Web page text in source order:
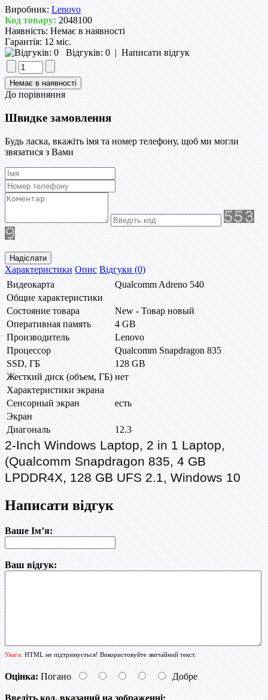
Виробник: Lenovo
Код товару:2048100
Наявність:Немає в наявності
Гарантія:12 міс.
Відгуків: 0|Написати відгук
До порівняння
Швидке замовлення
Будь ласка, вкажіть імя та номер телефону, щоб ми могли
звязатися з Вами
Надіслати
Характеристики Опис Відгуки (0)
Видеокарта
Qualcomm Adreno 540
Общие характеристики
Состояние товара
New - Товар новый
Оперативная память
4 GB
Производитель
Lenovo
Процессор
Qualcomm Snapdragon 835
SSD, ГБ
128 GB
Жесткий диск (объем, ГБ) нет
Характеристики экрана
Сенсорный экран
есть
Экран
Диагональ
12.3
2-Inch Windows Laptop, 2 in 1 Laptop,
(Qualcomm Snapdragon 835, 4 GB
LPDDR4X, 128 GB UFS 2.1, Windows 10
Написати відгук
Ваше Ім’я:
Ваш відгук:
Увага:HTML не підтримується! Використовуйте звичайний текст.
Оцінка: Погано Добре
Введіть код, вказаний на зображенні: